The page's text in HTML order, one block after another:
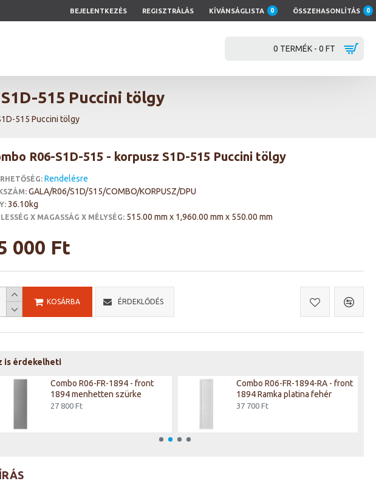
BEJELENTKEZÉS REGISZTRÁLÁS KÍVÁNSÁGLISTA 0 ÖSSZEHASONLÍTÁS 0
0 TERMÉK - 0 FT
515 Puccini tölgy
515 Puccini tölgy
R06-S1D-515 - korpusz S1D-515 Puccini tölgy
Rendelésre
GALA/R06/S1D/515/COMBO/KORPUSZ/DPU
36.10kg
X MAGASSÁG X MÉLYSÉG: 515.00 mm x 1,960.00 mm x 550.00 mm
000 Ft
KOSÁRBA ÉRDEKLŐDÉS
is érdekelheti
Combo R06-FR-1894 - front
1894 menhetten szürke
27 800 Ft
Combo R06-FR-1894-RA - front
1894 Ramka platina fehér
37 700 Ft